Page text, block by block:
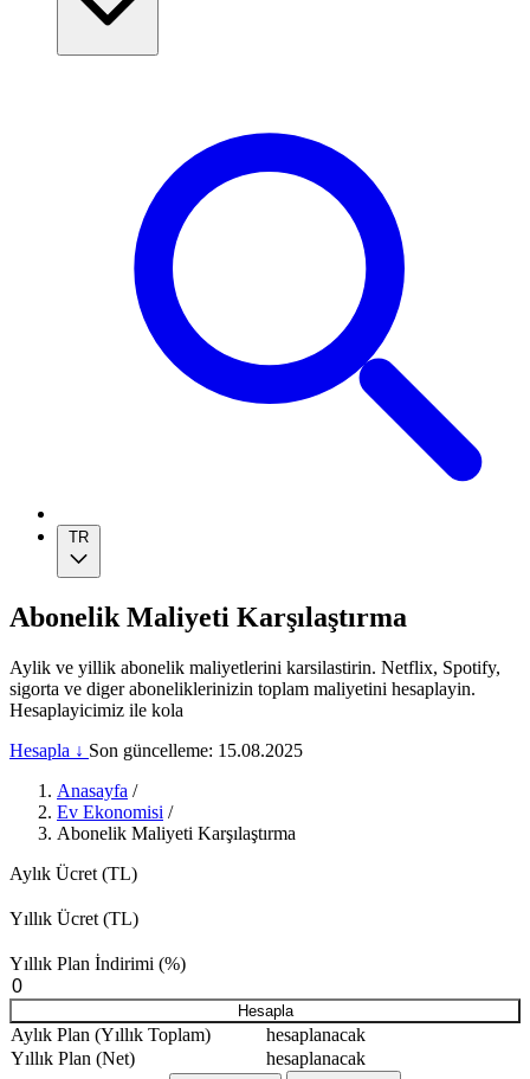
TR
Abonelik Maliyeti Karşılaştırma
Aylik ve yillik abonelik maliyetlerini karsilastirin. Netflix, Spotify,
sigorta ve diger aboneliklerinizin toplam maliyetini hesaplayin.
Hesaplayicimiz ile kola
Hesapla ↓ Son güncelleme: 15.08.2025
Anasayfa /
Ev Ekonomisi /
Abonelik Maliyeti Karşılaştırma
Aylık Ücret (TL)
Yıllık Ücret (TL)
Yıllık Plan İndirimi (%)
Hesapla
Aylık Plan (Yıllık Toplam)
hesaplanacak
Yıllık Plan (Net)
hesaplanacak